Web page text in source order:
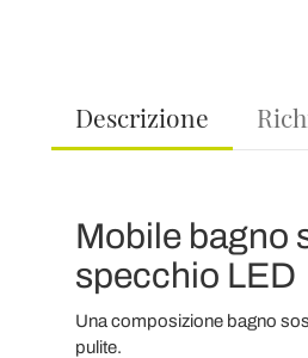
Descrizione
Mobile bagno
specchio LED
Una composizione bagno
pulite.